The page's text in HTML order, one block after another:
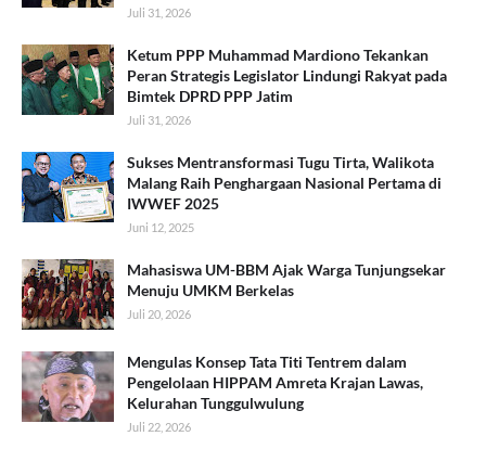
Juli 31, 2026
Ketum PPP Muhammad Mardiono Tekankan
Peran Strategis Legislator Lindungi Rakyat pada
Bimtek DPRD PPP Jatim
Juli 31, 2026
Sukses Mentransformasi Tugu Tirta, Walikota
Malang Raih Penghargaan Nasional Pertama di
IWWEF 2025
Juni 12, 2025
Mahasiswa UM-BBM Ajak Warga Tunjungsekar
Menuju UMKM Berkelas
Juli 20, 2026
​Mengulas Konsep Tata Titi Tentrem dalam
Pengelolaan HIPPAM Amreta Krajan Lawas,
Kelurahan Tunggulwulung
Juli 22, 2026